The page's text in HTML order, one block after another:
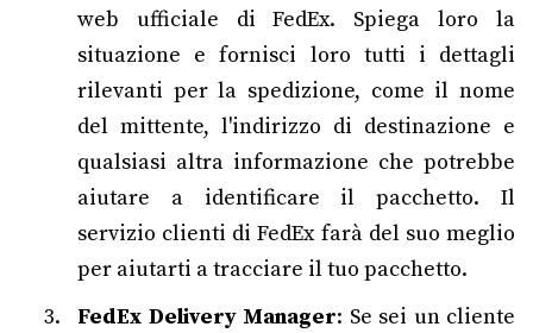
web ufficiale di FedEx. Spiega loro la
situazione e fornisci loro tutti i dettagli
rilevanti per la spedizione, come il nome
del mittente, l'indirizzo di destinazione e
qualsiasi altra informazione che potrebbe
aiutare a identificare il pacchetto. Il
servizio clienti di FedEx farà del suo meglio
per aiutarti a tracciare il tuo pacchetto.
FedEx Delivery Manager: Se sei un cliente